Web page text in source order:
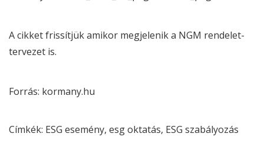
A cikket frissítjük amikor megjelenik a NGM rendelet-
tervezet is.
Forrás: kormany.hu
Címkék: ESG esemény, esgoktatás, ESG szabályozás